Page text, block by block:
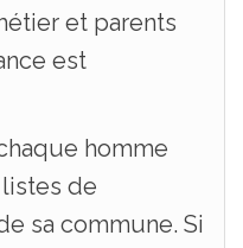
et parents
est
homme
de
sa commune. Si